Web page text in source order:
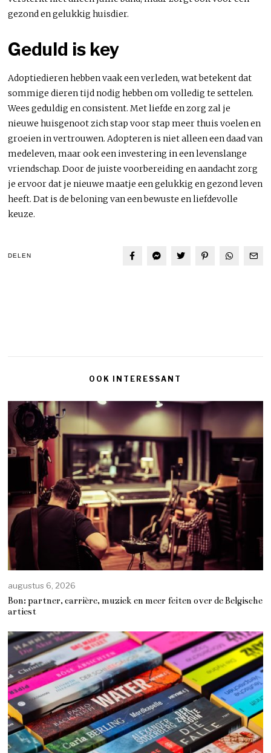
gezond en gelukkig huisdier.
Geduld is key
Adoptiedieren hebben vaak een verleden, wat betekent dat
sommige dieren tijd nodig hebben om volledig te settelen.
Wees geduldig en consistent. Met liefde en zorg zal je
nieuwe huisgenoot zich stap voor stap meer thuis voelen en
groeien in vertrouwen. Adopteren is niet alleen een daad van
medeleven, maar ook een investering in een levenslange
vriendschap. Door de juiste voorbereiding en aandacht zorg
je ervoor dat je nieuwe maatje een gelukkig en gezond leven
heeft. Dat is de beloning van een bewuste en liefdevolle
keuze.
DELEN
OOK INTERESSANT
augustus 6, 2026
Bon: partner, carrière, muziek en meer feiten over de Belgische
artiest